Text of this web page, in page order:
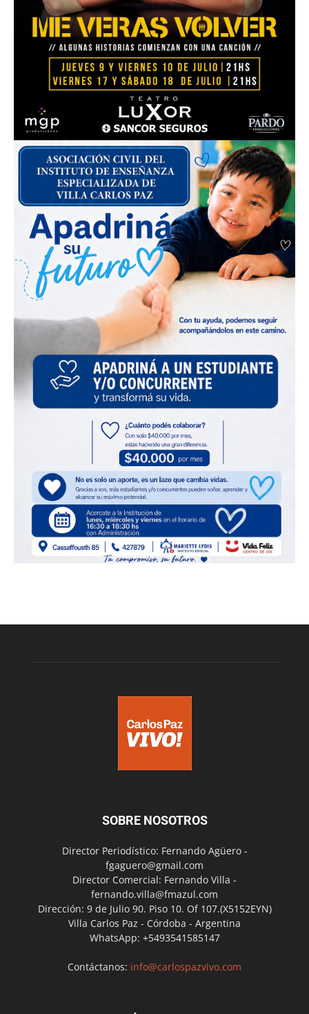
SOBRE NOSOTROS
Director Periodístico: Fernando Agüero -
fgaguero@gmail.com
Director Comercial: Fernando Villa -
fernando.villa@fmazul.com
Dirección: 9 de Julio 90. Piso 10. Of 107.(X5152EYN)
Villa Carlos Paz - Córdoba - Argentina
WhatsApp: +5493541585147
Contáctanos: info@carlospazvivo.com